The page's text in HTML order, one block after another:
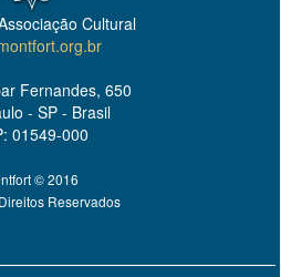
Cultural
Fernandes, 650
- SP - Brasil
01549-000
© 2016
Reservados